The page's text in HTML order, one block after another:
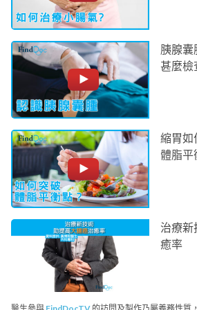
胰腺囊
甚麼檢
縮胃如
體脂平
治療新
癒率